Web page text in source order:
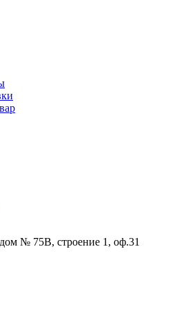
№ 75В, строение 1, оф.31